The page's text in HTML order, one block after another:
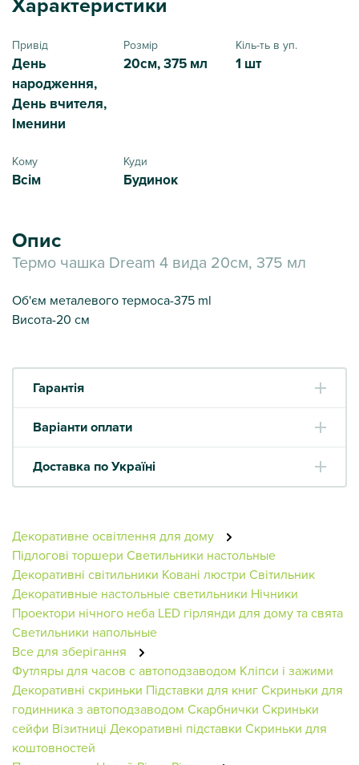
Привід
День
народження,
День вчителя,
Іменини
Розмір
20см, 375 мл
Кіль-ть в уп.
1 шт
Кому
Всім
Куди
Будинок
Опис
Термо чашка Dream 4 вида 20см, 375 мл
Об'єм металевого термоса-375 ml
Висота-20 см
Гарантія
Варіанти оплати
Доставка по Україні
Декоративне освітлення для дому
Підлогові торшери Светильники настольные
Декоративні світильники Ковані люстри Світильник
Декоративные настольные светильники Нічники
Проектори нічного неба LED гірлянди для дому та свята
Светильники напольные
Все для зберігання
Футляры для часов с автоподзаводом Кліпси і зажими
Декоративні скриньки Підставки для книгСкриньки для
годинника з автоподзаводом Скарбнички Скриньки
сейфи Візитниці Декоративні підставки Скриньки для
коштовностей